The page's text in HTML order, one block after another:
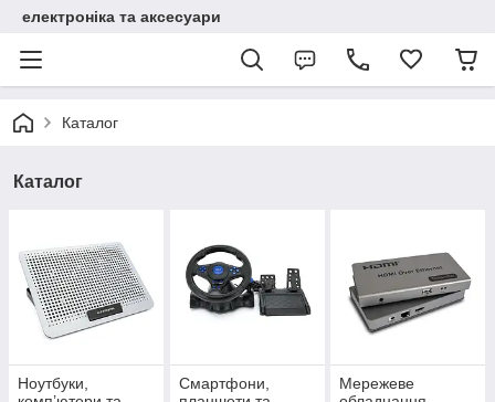
електроніка та аксесуари
Каталог
Каталог
Ноутбуки,
Смартфони,
Мережеве